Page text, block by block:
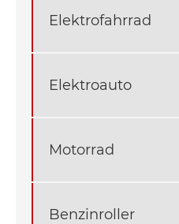
Elektrofahrrad
Elektroauto
Motorrad
Benzinroller